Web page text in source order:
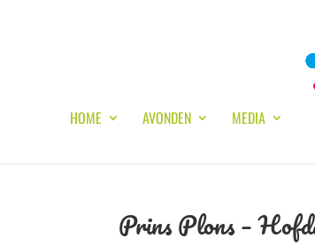
HOME AVONDEN MEDIA
Prins Plons –